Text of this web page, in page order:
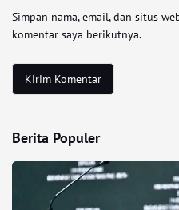
Simpan nama, email, dan situs
komentar saya berikutnya.
Berita Populer